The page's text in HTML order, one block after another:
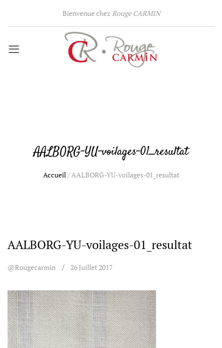
Bienvenue chez Rouge CARMIN
AALBORG-YU-voilages-01_resultat
Accueil/AALBORG-YU-voilages-01_resultat
AALBORG-YU-voilages-01_resultat
@rougecarmin 26 Juillet 2017